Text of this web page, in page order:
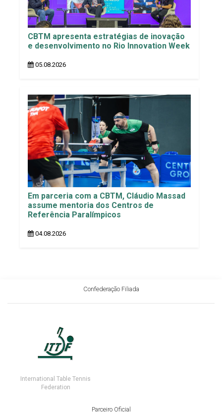
CBTM apresenta estratégias de inovação
e desenvolvimento no Rio Innovation Week
05.08.2026
Em parceria com a CBTM, Cláudio Massad
assume mentoria dos Centros de
Referência Paralímpicos
04.08.2026
Confederação Filiada
International Table Tennis
Federation
Parceiro Oficial